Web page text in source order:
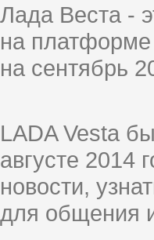
Лада Веста -
на платформе
на сентябрь
LADA Vesta
августе 2014
новости,
для общения